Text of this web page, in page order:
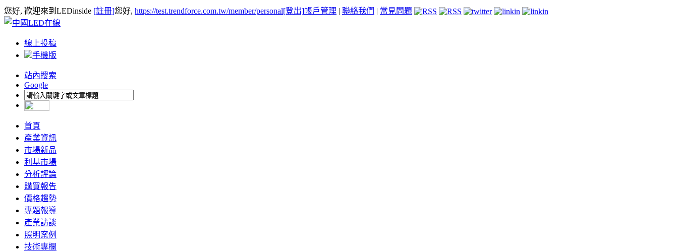
您好, 歡迎來到LEDinside [註冊]您好, https://test.trendforce.com.tw/member/personal[登出]帳戶管理 | 聯絡我們 | 常見問題
線上投稿
手機版
站內搜索
Google
首頁
產業資訊
市場新品
利基市場
分析評論
購買報告
價格趨勢
專題報導
產業訪談
照明案例
技術專欄